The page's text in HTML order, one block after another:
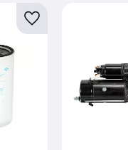
Lägg till i favoriter